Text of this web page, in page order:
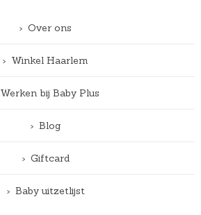
Over ons
Winkel Haarlem
Werken bij Baby Plus
Blog
Giftcard
Baby uitzetlijst